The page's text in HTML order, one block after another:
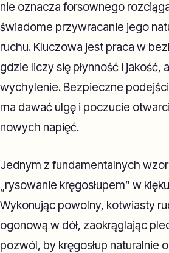
nie oznacza forsownego
świadome przywracanie jego
ruchu. Kluczowa jest praca w
gdzie liczy się płynność i jakość,
wychylenie. Bezpieczne
ma dawać ulgę i poczucie
nowych napięć.
Jednym z fundamentalnych
„rysowanie kręgosłupem” w
Wykonując powolny, kotwiasty
ogonową w dół, zaokrąglając
pozwól, by kręgosłup naturalnie